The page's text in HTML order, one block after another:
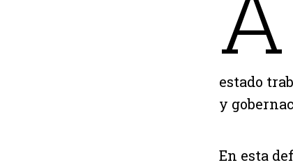
estado
y
En esta